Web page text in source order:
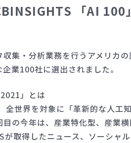
「AI 100
集・分析業務を行うアメリカ
業100社に選出されました。
」とは
全世界を対象に「革新的な人工
目の今年は、産業特化型、産業
が取得したニュース、ソーシャ